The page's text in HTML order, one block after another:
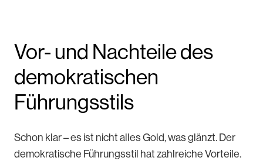
Vor- und Nachteile des
demokratischen
Führungsstils
Schon klar – es ist nicht alles Gold, was glänzt. Der
demokratische Führungsstil hat zahlreiche Vorteile.